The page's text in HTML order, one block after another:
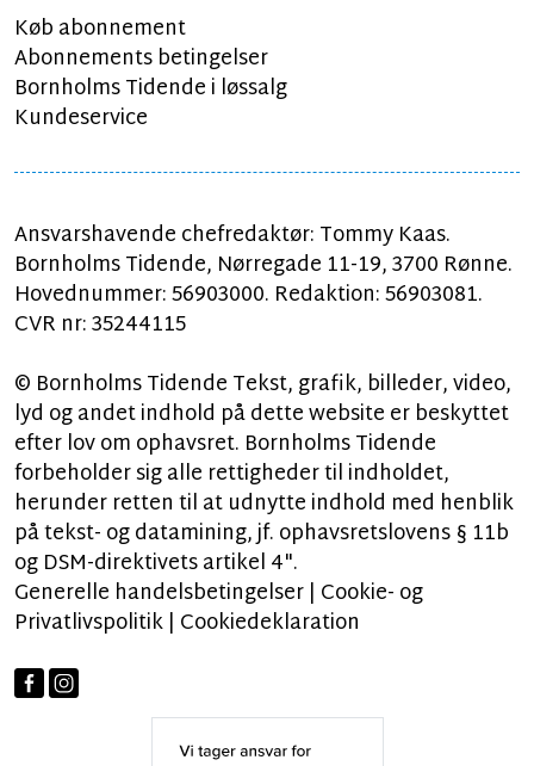
Køb abonnement
Abonnements betingelser
Bornholms Tidende i løssalg
Kundeservice
Ansvarshavende chefredaktør: Tommy Kaas.
Bornholms Tidende, Nørregade 11-19, 3700 Rønne.
Hovednummer: 56903000. Redaktion: 56903081.
CVR nr: 35244115
© Bornholms Tidende Tekst, grafik, billeder, video,
lyd og andet indhold på dette website er beskyttet
efter lov om ophavsret. Bornholms Tidende
forbeholder sig alle rettigheder til indholdet,
herunder retten til at udnytte indhold med henblik
på tekst- og datamining, jf. ophavsretslovens § 11b
og DSM-direktivets artikel 4".
Generelle handelsbetingelser| Cookie- og
Privatlivspolitik| Cookiedeklaration